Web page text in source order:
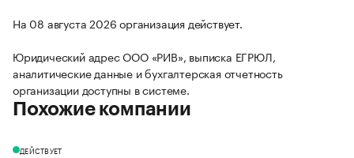
На 08 августа 2026 организация действует.
Юридический адрес ООО «РИВ», выписка ЕГРЮЛ,
аналитические данные и бухгалтерская отчетность
организации доступны в системе.
Похожие компании
ДЕЙСТВУЕТ